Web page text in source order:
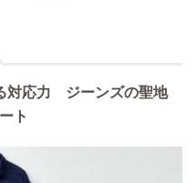
対応力 ジーンズの聖地
ト